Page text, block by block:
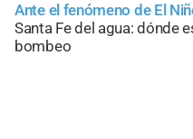
Ante el fenómeno de El
Santa Fe del agua: dónde
bombeo